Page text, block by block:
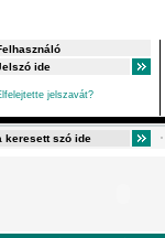
jelszavát?